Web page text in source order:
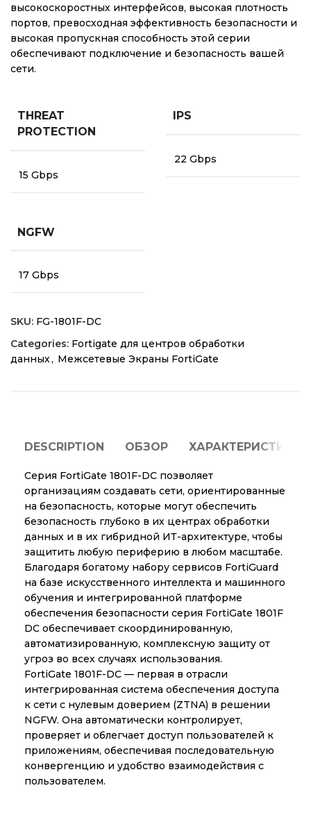
высокоскоростных интерфейсов, высокая плотность
портов, превосходная эффективность безопасности и
высокая пропускная способность этой серии
обеспечивают подключение и безопасность вашей
сети.
THREAT
PROTECTION
15 Gbps
IPS
22 Gbps
NGFW
17 Gbps
SKU: FG-1801F-DC
Categories: Fortigate для центров обработки
данных, Межсетевые Экраны FortiGate
DESCRIPTION ОБЗОР ХАРАКТЕРИСТИКИ
Серия FortiGate 1801F-DC позволяет
организациям создавать сети, ориентированные
на безопасность, которые могут обеспечить
безопасность глубоко в их центрах обработки
данных и в их гибридной ИТ-архитектуре, чтобы
защитить любую периферию в любом масштабе.
Благодаря богатому набору сервисов FortiGuard
на базе искусственного интеллекта и машинного
обучения и интегрированной платформе
обеспечения безопасности серия FortiGate 1801F
DC обеспечивает скоординированную,
автоматизированную, комплексную защиту от
угроз во всех случаях использования.
FortiGate 1801F-DC — первая в отрасли
интегрированная система обеспечения доступа
к сети с нулевым доверием (ZTNA) в решении
NGFW. Она автоматически контролирует,
проверяет и облегчает доступ пользователей к
приложениям, обеспечивая последовательную
конвергенцию и удобство взаимодействия с
пользователем.